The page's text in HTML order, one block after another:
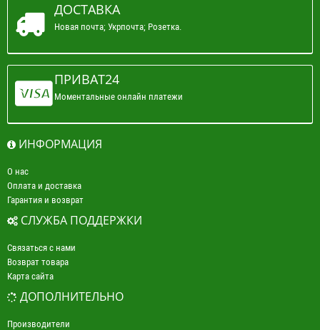
ДОСТАВКА
Новая почта; Укрпочта; Розетка.
ПРИВАТ24
Моментальные онлайн платежи
ИНФОРМАЦИЯ
О нас
Оплата и доставка
Гарантия и возврат
СЛУЖБА ПОДДЕРЖКИ
Связаться с нами
Возврат товара
Карта сайта
ДОПОЛНИТЕЛЬНО
Производители